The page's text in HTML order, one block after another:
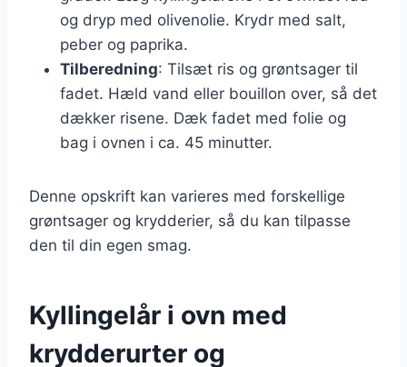
og dryp med olivenolie. Krydr med salt,
peber og paprika.
Tilberedning: Tilsæt ris og grøntsager til
fadet. Hæld vand eller bouillon over, så det
dækker risene. Dæk fadet med folie og
bag i ovnen i ca. 45 minutter.
Denne opskrift kan varieres med forskellige
grøntsager og krydderier, så du kan tilpasse
den til din egen smag.
Kyllingelår i ovn med
krydderurter og